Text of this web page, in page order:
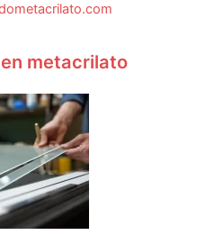
metacrilato